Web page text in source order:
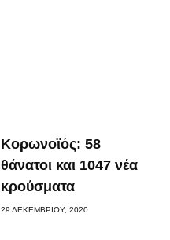
Κορωνοϊός: 58
θάνατοι και 1047 νέα
κρούσματα
29 ΔΕΚΕΜΒΡΊΟΥ, 2020